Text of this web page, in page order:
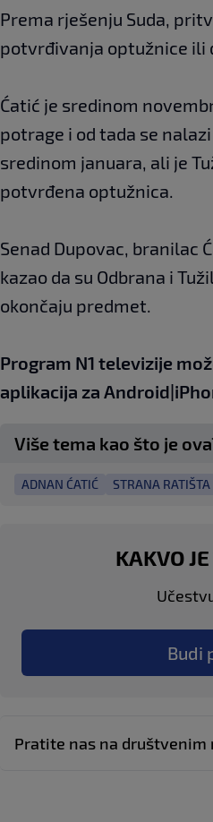
Prema rješenju Suda,
potvrđivanja optužnice ili
Ćatić je sredinom
potrage i od tada se
sredinom januara, ali je
potvrđena optužnica.
Senad Dupovac, branilac
kazao da su Odbrana i
okončaju predmet.
Program N1 televizije
aplikacija za Android|
Više tema kao što je
ADNAN ĆATIĆ STRANA RATIŠTA
KAKVO
Budi
Pratite nas na društvenim